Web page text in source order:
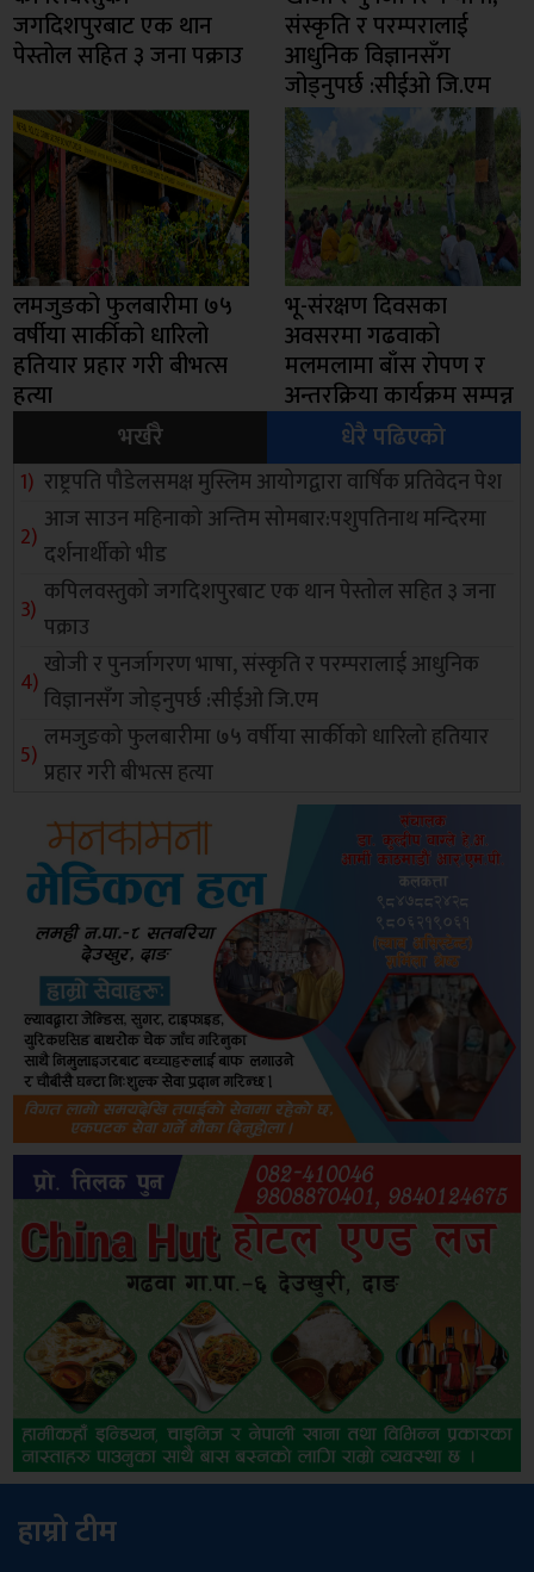
जगदिशपुरबाट एक थान
पेस्तोल सहित ३ जना पक्राउ
संस्कृति र परम्परालाई
आधुनिक विज्ञानसँग
जोड्नुपर्छ :सीईओ जि.एम
लमजुङको फुलबारीमा ७५
वर्षीया सार्कीको धारिलो
हतियार प्रहार गरी बीभत्स
हत्या
भू-संरक्षण दिवसका
अवसरमा गढवाको
मलमलामा बाँस रोपण र
अन्तरक्रिया कार्यक्रम सम्पन्न
भर्खरै
धेरै पढिएको
राष्ट्रपति पौडेलसमक्ष मुस्लिम आयोगद्वारा वार्षिक प्रतिवेदन पेश
आज साउन महिनाको अन्तिम सोमबार:पशुपतिनाथ मन्दिरमा
दर्शनार्थीको भीड
कपिलवस्तुको जगदिशपुरबाट एक थान पेस्तोल सहित ३ जना
पक्राउ
खोजी र पुनर्जागरण भाषा, संस्कृति र परम्परालाई आधुनिक
विज्ञानसँग जोड्नुपर्छ :सीईओ जि.एम
लमजुङको फुलबारीमा ७५ वर्षीया सार्कीको धारिलो हतियार
प्रहार गरी बीभत्स हत्या
हाम्रो टीम